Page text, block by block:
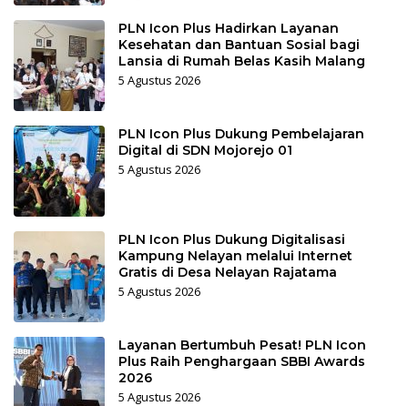
PLN Icon Plus Hadirkan Layanan
Kesehatan dan Bantuan Sosial bagi
Lansia di Rumah Belas Kasih Malang
5 Agustus 2026
PLN Icon Plus Dukung Pembelajaran
Digital di SDN Mojorejo 01
5 Agustus 2026
PLN Icon Plus Dukung Digitalisasi
Kampung Nelayan melalui Internet
Gratis di Desa Nelayan Rajatama
5 Agustus 2026
Layanan Bertumbuh Pesat! PLN Icon
Plus Raih Penghargaan SBBI Awards
2026
5 Agustus 2026